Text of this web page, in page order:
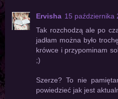
Ervisha 15 października
Tak rozchodzą ale po
jadłam można było
krówce i przypominam
;)
Szerze? To nie
powiedzieć jak jest